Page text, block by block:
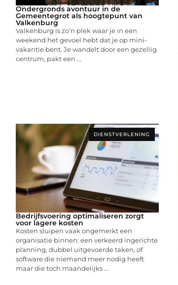
Ondergronds avontuur in de
Gemeentegrot als hoogtepunt van
Valkenburg
Valkenburg is zo’n plek waar je in een
weekend het gevoel hebt dat je op mini-
vakantie bent. Je wandelt door een gezellig
centrum, pakt een ...
DIENSTVERLENING
Bedrijfsvoering optimaliseren zorgt
voor lagere kosten
Kosten sluipen vaak ongemerkt een
organisatie binnen: een verkeerd ingerichte
planning, dubbel uitgevoerde taken, of
software die niemand meer nodig heeft
maar die toch maandelijks ...